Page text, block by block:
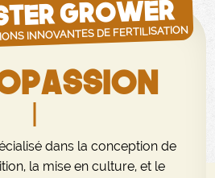
GROWER
INNOVANTES DE FERTILISATION
dans la conception de
la mise en culture, et le